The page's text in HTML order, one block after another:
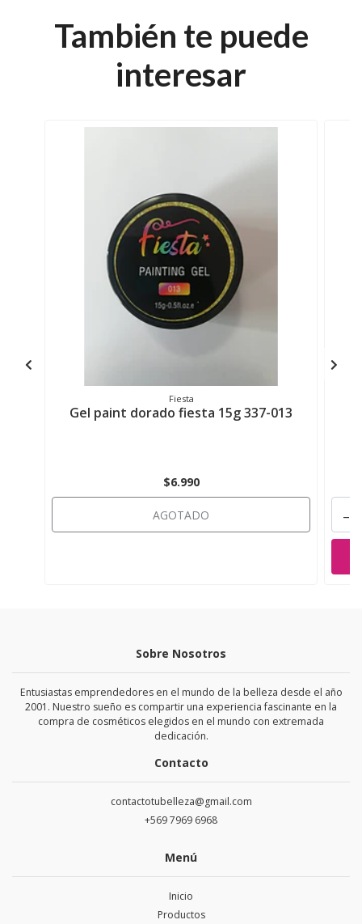
También te puede
interesar
Fiesta
Gel paint dorado fiesta 15g 337-013
$6.990
AGOTADO -
Sobre Nosotros
Entusiastas emprendedores en el mundo de la belleza desde el año
2001. Nuestro sueño es compartir una experiencia fascinante en la
compra de cosméticos elegidos en el mundo con extremada
dedicación.
Contacto
contactotubelleza@gmail.com
+569 7969 6968
Menú
Inicio
Productos